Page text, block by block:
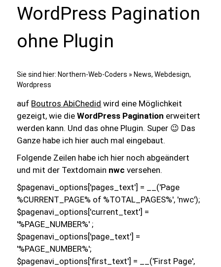
WordPress Pagination
ohne Plugin
Sie sind hier: Northern-Web-Coders » News,Webdesign,
Wordpress
auf Boutros AbiChedid wird eine Möglichkeit
gezeigt, wie dieWordPress Pagination erweitert
werden kann. Und das ohne Plugin. Super 😉 Das
Ganze habe ich hier auch mal eingebaut.
Folgende Zeilen habe ich hier noch abgeändert
und mit der Textdomain nwc versehen.
$pagenavi_options['pages_text'] = __('Page
%CURRENT_PAGE% of %TOTAL_PAGES%', 'nwc');
$pagenavi_options['current_text'] =
'%PAGE_NUMBER%' ;
$pagenavi_options['page_text'] =
'%PAGE_NUMBER%';
$pagenavi_options['first_text'] = __('First Page',